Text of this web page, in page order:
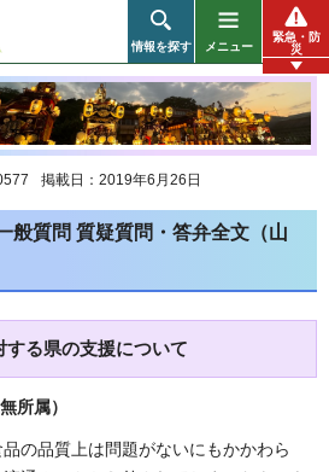
情報を探す メニュー
緊急・防
災
掲載日：2019年6月26日
般質問 質疑質問・答弁全文（山
る県の支援について
所属）
の品質上は問題がないにもかかわら